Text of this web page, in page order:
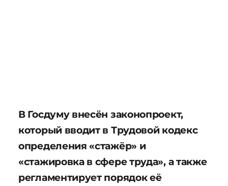
В Госдуму внесён законопроект,
который вводит в Трудовой кодекс
определения «стажёр» и
«стажировка в сфере труда», а также
регламентирует порядок её